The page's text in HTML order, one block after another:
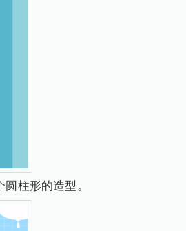
柱形的造型。